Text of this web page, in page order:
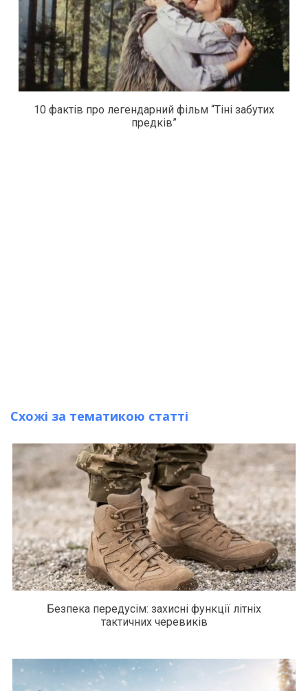
10 фактів про легендарний фільм “Тіні забутих
предків”
Схожі за тематикою статті
Безпека передусім: захисні функції літніх
тактичних черевиків